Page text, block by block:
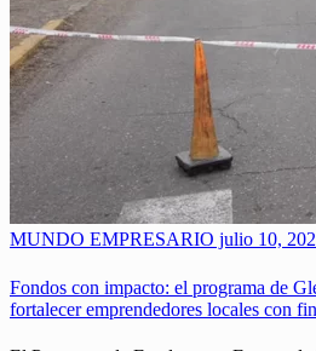
MUNDO EMPRESARIO julio 10,
Fondos con impacto: el programa de
fortalecer emprendedores locales con